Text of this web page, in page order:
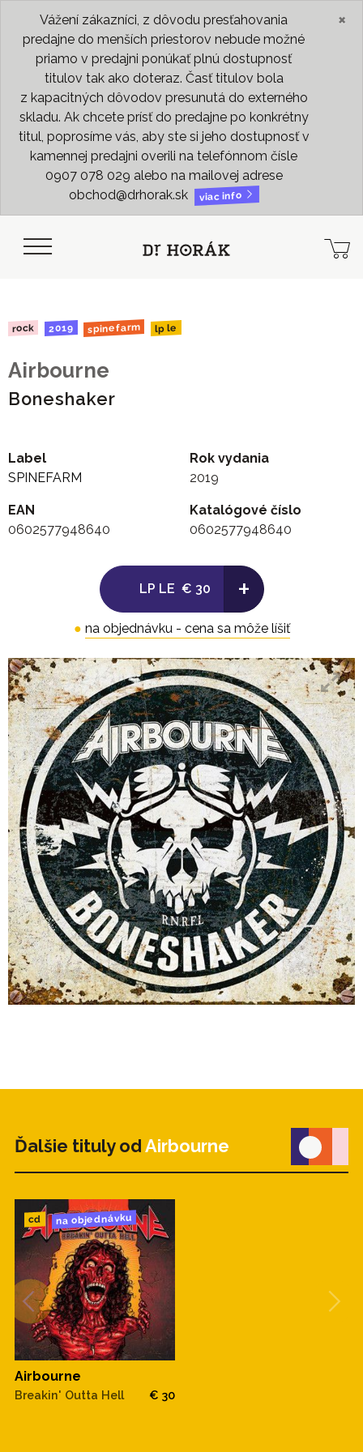
Vážení zákazníci, z dôvodu presťahovania
predajne do menších priestorov nebude možné
priamo v predajni ponúkať plnú dostupnosť
titulov tak ako doteraz. Časť titulov bola
z kapacitných dôvodov presunutá do externého
skladu. Ak chcete prísť do predajne po konkrétny
titul, poprosíme vás, aby ste si jeho dostupnosť v
kamennej predajni overili na telefónnom čísle
0907 078 029 alebo na mailovej adrese
obchod@drhorak.sk
viac info
×
rock 2019 spinefarm lp le
Airbourne
Boneshaker
Label
SPINEFARM
Rok vydania
2019
EAN
0602577948640
Katalógové číslo
0602577948640
LP LE € 30 +
● na objednávku - cena sa môže líšiť
Ďalšie tituly od Airbourne
cd na objednávku
Airbourne
Breakin' Outta Hell € 30